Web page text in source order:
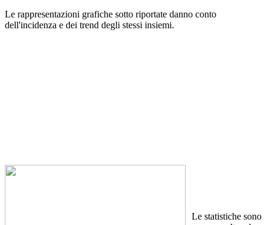
Le rappresentazioni grafiche sotto riportate danno conto
dell'incidenza e dei trend degli stessi insiemi.
Le statistiche sono